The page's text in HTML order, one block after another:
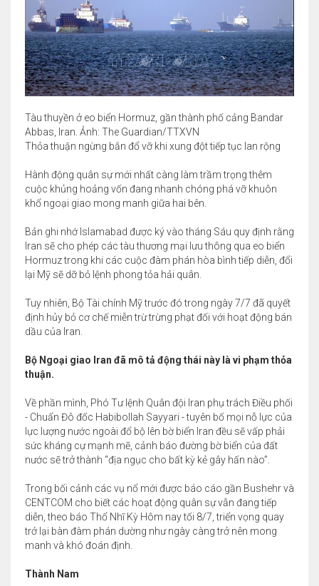
Tàu thuyền ở eo biển Hormuz, gần thành phố cảng Bandar
Abbas, Iran. Ảnh: The Guardian/TTXVN
Thỏa thuận ngừng bắn đổ vỡ khi xung đột tiếp tục lan rộng
Hành động quân sự mới nhất càng làm trầm trọng thêm
cuộc khủng hoảng vốn đang nhanh chóng phá vỡ khuôn
khổ ngoại giao mong manh giữa hai bên.
Bản ghi nhớ Islamabad được ký vào tháng Sáu quy định rằng
Iran sẽ cho phép các tàu thương mại lưu thông qua eo biển
Hormuz trong khi các cuộc đàm phán hòa bình tiếp diễn, đổi
lại Mỹ sẽ dỡ bỏ lệnh phong tỏa hải quân.
Tuy nhiên, Bộ Tài chính Mỹ trước đó trong ngày 7/7 đã quyết
định hủy bỏ cơ chế miễn trừ trừng phạt đối với hoạt động bán
dầu của Iran.
Bộ Ngoại giao Iran đã mô tả động thái này là vi phạm thỏa
thuận.
Về phần mình, Phó Tư lệnh Quân đội Iran phụ trách Điều phối
- Chuẩn Đô đốc Habibollah Sayyari - tuyên bố mọi nỗ lực của
lực lượng nước ngoài đổ bộ lên bờ biển Iran đều sẽ vấp phải
sức kháng cự mạnh mẽ, cảnh báo đường bờ biển của đất
nước sẽ trở thành “địa ngục cho bất kỳ kẻ gây hấn nào”.
Trong bối cảnh các vụ nổ mới được báo cáo gần Bushehr và
CENTCOM cho biết các hoạt động quân sự vẫn đang tiếp
diễn, theo báo Thổ Nhĩ Kỳ Hôm nay tối 8/7, triển vọng quay
trở lại bàn đàm phán dường như ngày càng trở nên mong
manh và khó đoán định.
Thành Nam